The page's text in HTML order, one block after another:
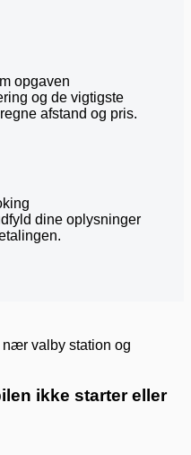
opgaven
og de vigtigste
afstand og pris.
dine oplysninger
ikke starter eller